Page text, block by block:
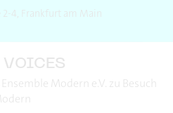
2-4
Frankfurt am Main
VOICES
Modern e.V. zu Besuch